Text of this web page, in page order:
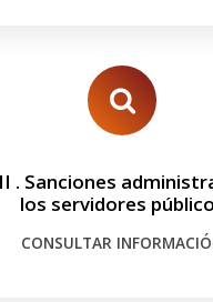
. Sanciones
los servidores
CONSULTAR